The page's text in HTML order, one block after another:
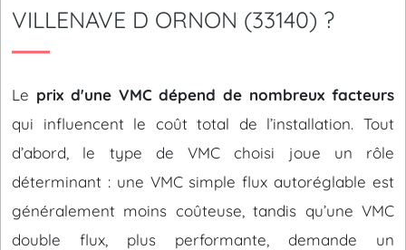
VILLENAVE D ORNON (33140) ?
Le prix d'une VMC dépend de nombreux facteurs
qui influencent le coût total de l’installation. Tout
d’abord, le type de VMC choisi joue un rôle
déterminant : une VMC simple flux autoréglable est
généralement moins coûteuse, tandis qu’une VMC
double flux, plus performante, demande un